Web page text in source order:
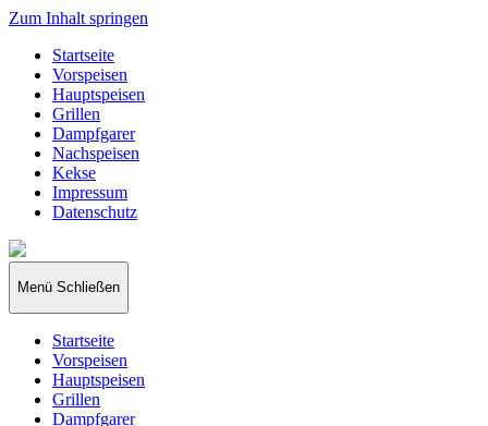
Zum Inhalt springen
Startseite
Vorspeisen
Hauptspeisen
Grillen
Dampfgarer
Nachspeisen
Kekse
Impressum
Datenschutz
papakocht
Menü Schließen
Startseite
Vorspeisen
Hauptspeisen
Grillen
Dampfgarer